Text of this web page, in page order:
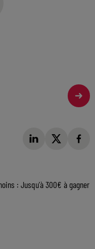
: Jusqu'à 300€ à gagner